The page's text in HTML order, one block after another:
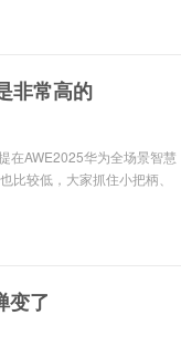
非常高的
在AWE2025华为全场景智慧
比较低，大家抓住小把柄、
变了